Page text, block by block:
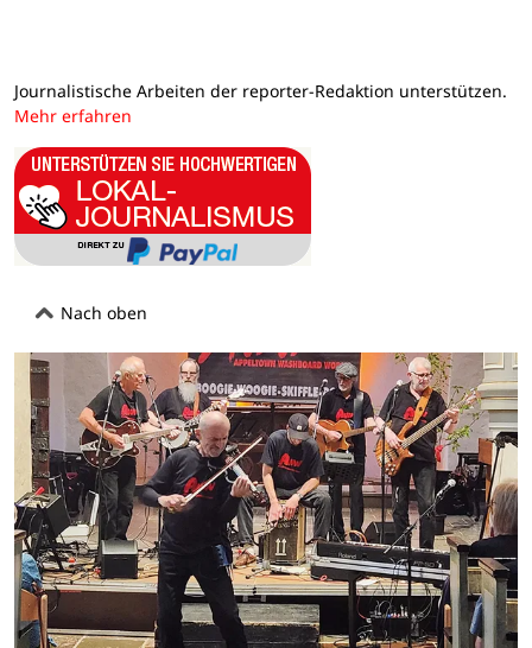
Journalistische Arbeiten der reporter-Redaktion unterstützen.
Mehr erfahren
Nach oben